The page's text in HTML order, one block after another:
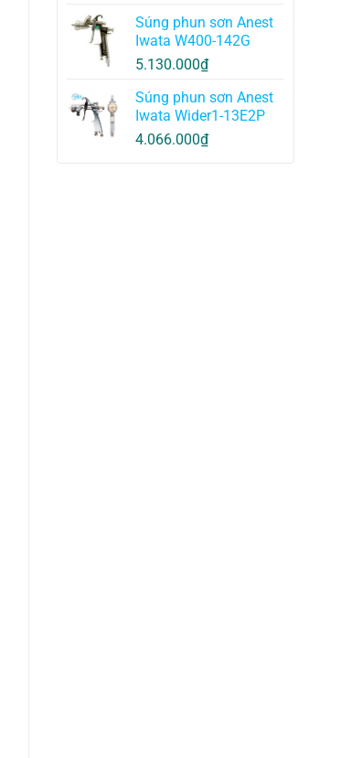
Súng phun sơn Anest
Iwata W400-142G
5.130.000₫
Súng phun sơn Anest
Iwata Wider1-13E2P
4.066.000₫